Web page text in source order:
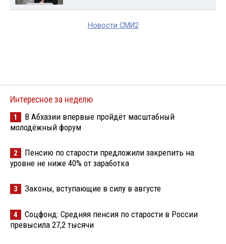
Новости СМИ2
Интересное за неделю
1
В Абхазии впервые пройдёт масштабный
молодёжный форум
2
Пенсию по старости предложили закрепить на
уровне не ниже 40% от заработка
3 Законы, вступающие в силу в августе
4
Соцфонд: Средняя пенсия по старости в России
превысила 27,2 тысячи